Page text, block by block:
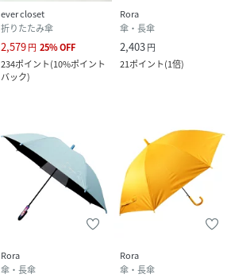
ever closet
折りたたみ傘
2,579円 25%OFF
234ポイント(10%ポイント
バック)
Rora
傘・長傘
2,403円
21ポイント(1倍)
Rora
傘・長傘
Rora
傘・長傘